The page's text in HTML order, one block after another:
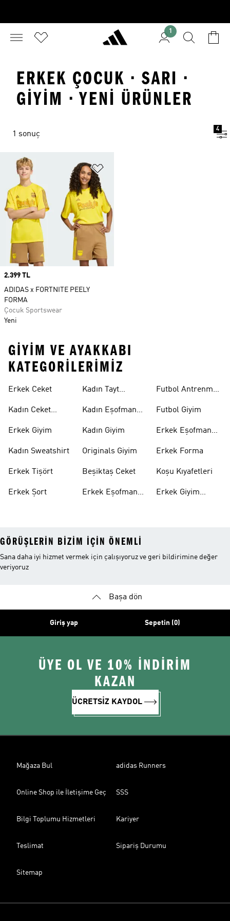
1
ERKEK ÇOCUK · SARI ·
GIYIM · YENI ÜRÜNLER
1 sonuç
4
Price
2.399 TL
ADIDAS x FORTNITE PEELY
FORMA
Çocuk Sportswear
Yeni
GIYIM VE AYAKKABI
KATEGORILERIMIZ
Erkek Ceket
Kadın Ceket
Erkek Giyim
Kadın Sweatshirt
Erkek Tişört
Erkek Şort
Kadın Tayt
Kadın Eşofman
Kadın Giyim
Originals Giyim
Beşiktaş Ceket
Erkek Eşofman
Futbol Antrenman
Futbol Giyim
Erkek Eşofman
Erkek Forma
Koşu Kıyafetleri
Erkek Giyim
GÖRÜŞLERIN BIZIM IÇIN ÖNEMLI
Sana daha iyi hizmet vermek için çalışıyoruz ve geri bildirimine değer
veriyoruz
Başa dön
Giriş yap Sepetin (0)
ÜYE OL VE 10% İNDİRİM
KAZAN
ÜCRETSİZ KAYDOL
Mağaza Bul adidas Runners
Online Shop ile İletişime Geç SSS
Bilgi Toplumu Hizmetleri Kariyer
Teslimat Sipariş Durumu
Sitemap